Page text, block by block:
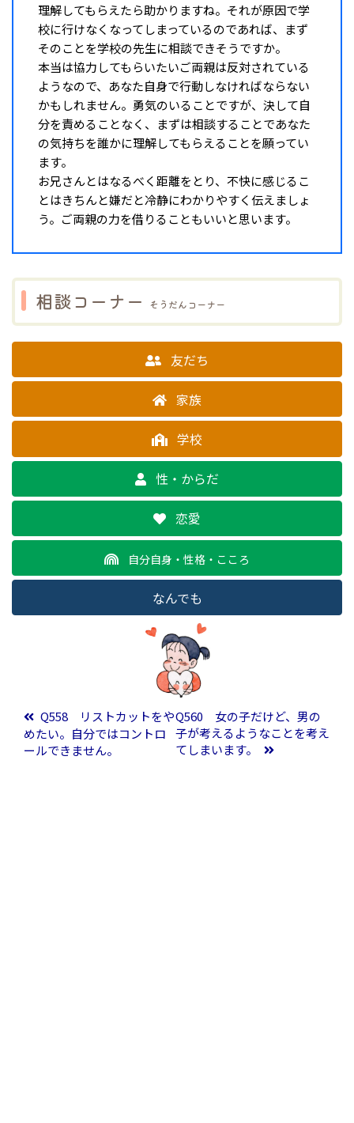
理解してもらえたら助かりますね。それが原因で学
校に行けなくなってしまっているのであれば、まず
そのことを学校の先生に相談できそうですか。
本当は協力してもらいたいご両親は反対されている
ようなので、あなた自身で行動しなければならない
かもしれません。勇気のいることですが、決して自
分を責めることなく、まずは相談することであなた
の気持ちを誰かに理解してもらえることを願ってい
ます。
お兄さんとはなるべく距離をとり、不快に感じるこ
とはきちんと嫌だと冷静にわかりやすく伝えましょ
う。ご両親の力を借りることもいいと思います。
相談コーナー そうだんコーナー
友だち
家族
学校
性・からだ
恋愛
自分自身・性格・こころ
なんでも
投稿ナビゲーション
Q558 リストカットをや
めたい。自分ではコントロ
ールできません。
Q560 女の子だけど、男の
子が考えるようなことを考え
てしまいます。